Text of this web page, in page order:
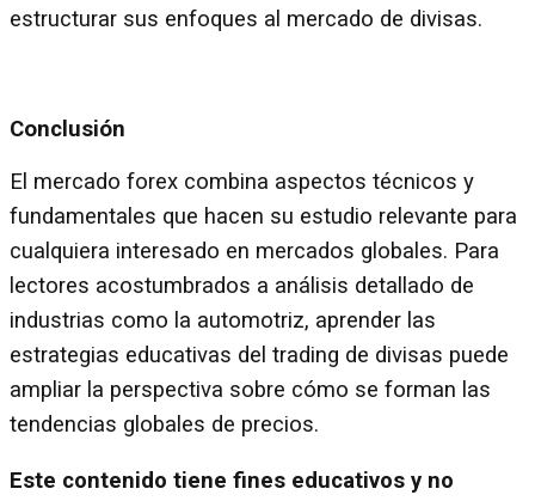
estructurar sus enfoques al mercado de divisas.
Conclusión
El mercado forex combina aspectos técnicos y
fundamentales que hacen su estudio relevante para
cualquiera interesado en mercados globales. Para
lectores acostumbrados a análisis detallado de
industrias como la automotriz, aprender las
estrategias educativas del trading de divisas puede
ampliar la perspectiva sobre cómo se forman las
tendencias globales de precios.
Este contenido tiene fines educativos y no